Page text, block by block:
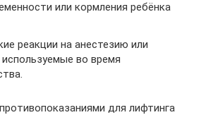
или кормления ребёнка
реакции на анестезию или
во время
для лифтинга